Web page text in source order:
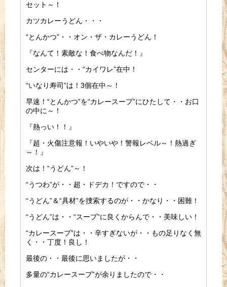
セット～！
カツカレーうどん・・・
“とんかつ”・・オン・ザ・カレーうどん！
『なんて！素敵な！食べ物なんだ！』
センターには・・“カイワレ”在中！
“いなり寿司”は！3個在中～！
早速！“とんかつ”を“カレースープ”にひたして・・お口
の中に～！
『熱っい！！』
『超・火傷注意報！いやいや！警報レベル～！熱過ぎ
～！』
次は！“うどん”～！
“うつわ”が・・超・ドデカ！ですので・・
“うどん”＆“具材”を捜索するのが・・かなり・・困難！
“うどん”は・・“スープ”に良くからんで・・美味しい！
“カレースープ”は・・辛すぎないが・・もの足りなく無
く・・丁度！良し！
最後の・・最後に思いましたが・・
多量の“カレースープ”が余りましたので・・